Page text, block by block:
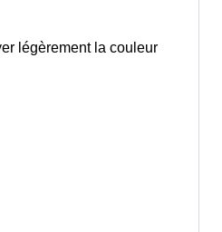
légèrement la couleur